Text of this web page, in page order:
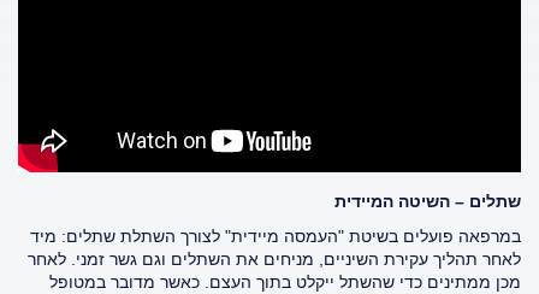
שתלים – השיטה המיידית
במרפאה פועלים בשיטת "העמסה מיידית" לצורך השתלת שתלים: מיד
לאחר תהליך עקירת השיניים, מניחים את השתלים וגם גשר זמני. לאחר
מכן ממתינים כדי שהשתל ייקלט בתוך העצם. כאשר מדובר במטופל